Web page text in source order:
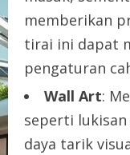
memberikan
tirai ini dapat
pengaturan
Wall Art:
seperti
daya tarik